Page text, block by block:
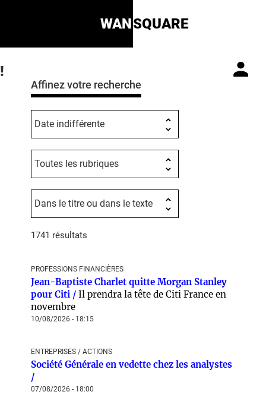
WANSQUARE
!
Affinez votre recherche
1741 résultats
PROFESSIONS FINANCIÈRES
Jean-Baptiste Charlet quitte Morgan Stanley
pour Citi / Il prendra la tête de Citi France en
novembre
10/08/2026 - 18:15
ENTREPRISES / ACTIONS
Société Générale en vedette chez les analystes
/
07/08/2026 - 18:00